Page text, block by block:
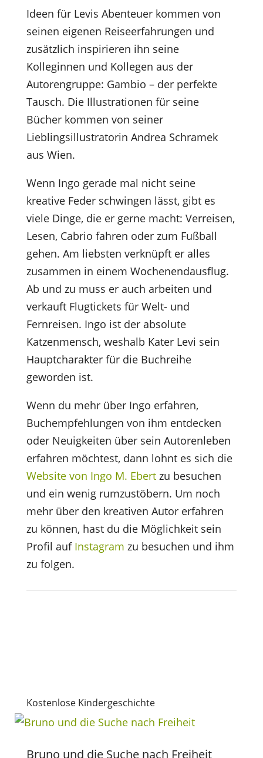
Ideen für Levis Abenteuer kommen von
seinen eigenen Reiseerfahrungen und
zusätzlich inspirieren ihn seine
Kolleginnen und Kollegen aus der
Autorengruppe: Gambio – der perfekte
Tausch. Die Illustrationen für seine
Bücher kommen von seiner
Lieblingsillustratorin Andrea Schramek
aus Wien.
Wenn Ingo gerade mal nicht seine
kreative Feder schwingen lässt, gibt es
viele Dinge, die er gerne macht: Verreisen,
Lesen, Cabrio fahren oder zum Fußball
gehen. Am liebsten verknüpft er alles
zusammen in einem Wochenendausflug.
Ab und zu muss er auch arbeiten und
verkauft Flugtickets für Welt- und
Fernreisen. Ingo ist der absolute
Katzenmensch, weshalb Kater Levi sein
Hauptcharakter für die Buchreihe
geworden ist.
Wenn du mehr über Ingo erfahren,
Buchempfehlungen von ihm entdecken
oder Neuigkeiten über sein Autorenleben
erfahren möchtest, dann lohnt es sich die
Website von Ingo M. Ebertzu besuchen
und ein wenig rumzustöbern. Um noch
mehr über den kreativen Autor erfahren
zu können, hast du die Möglichkeit sein
Profil auf Instagram zu besuchen und ihm
zu folgen.
Kostenlose Kindergeschichte
Bruno und die Suche nach Freiheit